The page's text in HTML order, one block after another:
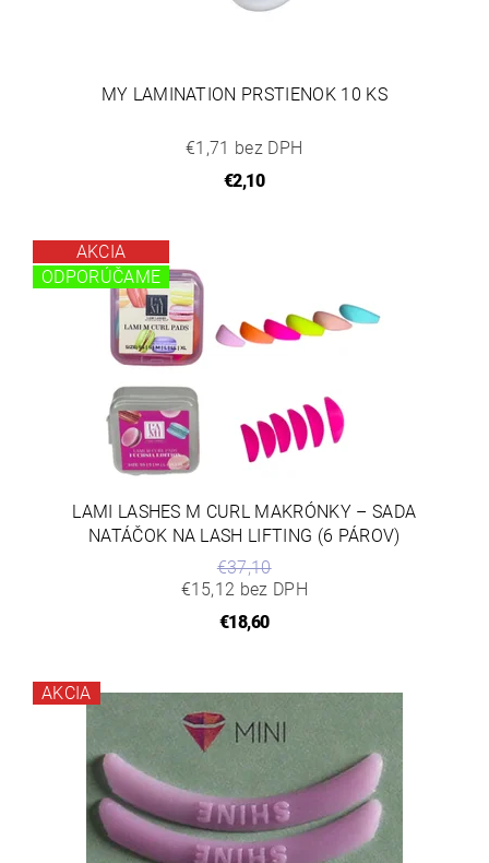
MY LAMINATION PRSTIENOK 10 KS
€1,71 bez DPH
€2,10
AKCIA
ODPORÚČAME
LAMI LASHES M CURL MAKRÓNKY – SADA
NATÁČOK NA LASH LIFTING (6 PÁROV)
€37,10
€15,12 bez DPH
€18,60
AKCIA